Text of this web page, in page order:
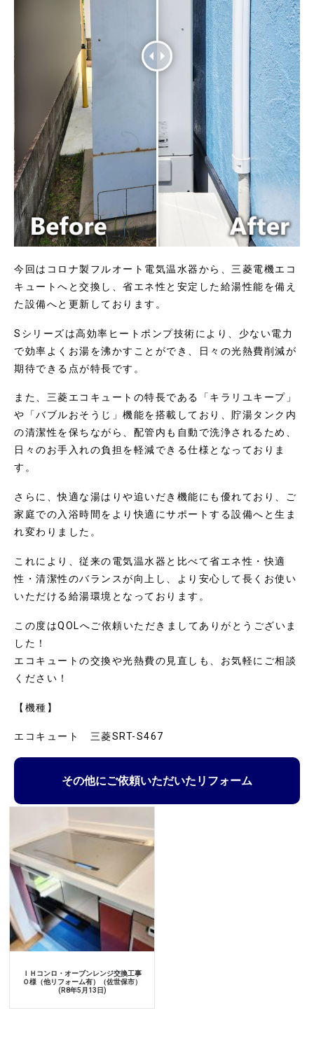
今回はコロナ製フルオート電気温水器から、三菱電機エコ
キュートへと交換し、省エネ性と安定した給湯性能を備え
た設備へと更新しております。
Sシリーズは高効率ヒートポンプ技術により、少ない電力
で効率よくお湯を沸かすことができ、日々の光熱費削減が
期待できる点が特長です。
また、三菱エコキュートの特長である「キラリユキープ」
や「バブルおそうじ」機能を搭載しており、貯湯タンク内
の清潔性を保ちながら、配管内も自動で洗浄されるため、
日々のお手入れの負担を軽減できる仕様となっておりま
す。
さらに、快適な湯はりや追いだき機能にも優れており、ご
家庭での入浴時間をより快適にサポートする設備へと生ま
れ変わりました。
これにより、従来の電気温水器と比べて省エネ性・快適
性・清潔性のバランスが向上し、より安心して長くお使い
いただける給湯環境となっております。
この度はQOLへご依頼いただきましてありがとうございま
した！
エコキュートの交換や光熱費の見直しも、お気軽にご相談
ください！
【機種】
エコキュート 三菱SRT-S467
その他にご依頼いただいたリフォーム
ＩＨコンロ・オーブンレンジ交換工事
Ｏ様（他リフォーム有）（佐世保市）
(R8年5月13日)